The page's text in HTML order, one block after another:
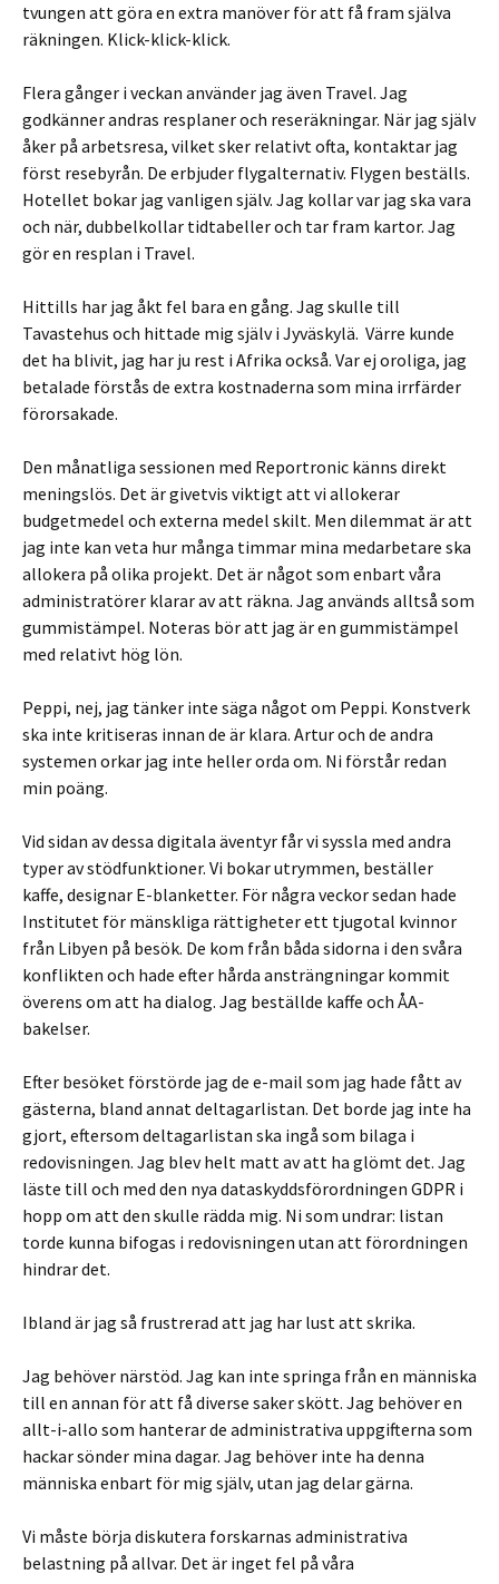
tvungen att göra en extra manöver för att få fram själva
räkningen. Klick-klick-klick.
Flera gånger i veckan använder jag även Travel. Jag
godkänner andras resplaner och reseräkningar. När jag själv
åker på arbetsresa, vilket sker relativt ofta, kontaktar jag
först resebyrån. De erbjuder flygalternativ. Flygen beställs.
Hotellet bokar jag vanligen själv. Jag kollar var jag ska vara
och när, dubbelkollar tidtabeller och tar fram kartor. Jag
gör en resplan i Travel.
Hittills har jag åkt fel bara en gång. Jag skulle till
Tavastehus och hittade mig själv i Jyväskylä. Värre kunde
det ha blivit, jag har ju rest i Afrika också. Var ej oroliga, jag
betalade förstås de extra kostnaderna som mina irrfärder
förorsakade.
Den månatliga sessionen med Reportronic känns direkt
meningslös. Det är givetvis viktigt att vi allokerar
budgetmedel och externa medel skilt. Men dilemmat är att
jag inte kan veta hur många timmar mina medarbetare ska
allokera på olika projekt. Det är något som enbart våra
administratörer klarar av att räkna. Jag används alltså som
gummistämpel. Noteras bör att jag är en gummistämpel
med relativt hög lön.
Peppi, nej, jag tänker inte säga något om Peppi. Konstverk
ska inte kritiseras innan de är klara. Artur och de andra
systemen orkar jag inte heller orda om. Ni förstår redan
min poäng.
Vid sidan av dessa digitala äventyr får vi syssla med andra
typer av stödfunktioner. Vi bokar utrymmen, beställer
kaffe, designar E-blanketter. För några veckor sedan hade
Institutet för mänskliga rättigheter ett tjugotal kvinnor
från Libyen på besök. De kom från båda sidorna i den svåra
konflikten och hade efter hårda ansträngningar kommit
överens om att ha dialog. Jag beställde kaffe och ÅA-
bakelser.
Efter besöket förstörde jag de e-mail som jag hade fått av
gästerna, bland annat deltagarlistan. Det borde jag inte ha
gjort, eftersom deltagarlistan ska ingå som bilaga i
redovisningen. Jag blev helt matt av att ha glömt det. Jag
läste till och med den nya dataskyddsförordningen GDPR i
hopp om att den skulle rädda mig. Ni som undrar: listan
torde kunna bifogas i redovisningen utan att förordningen
hindrar det.
Ibland är jag så frustrerad att jag har lust att skrika.
Jag behöver närstöd. Jag kan inte springa från en människa
till en annan för att få diverse saker skött. Jag behöver en
allt-i-allo som hanterar de administrativa uppgifterna som
hackar sönder mina dagar. Jag behöver inte ha denna
människa enbart för mig själv, utan jag delar gärna.
Vi måste börja diskutera forskarnas administrativa
belastning på allvar. Det är inget fel på våra